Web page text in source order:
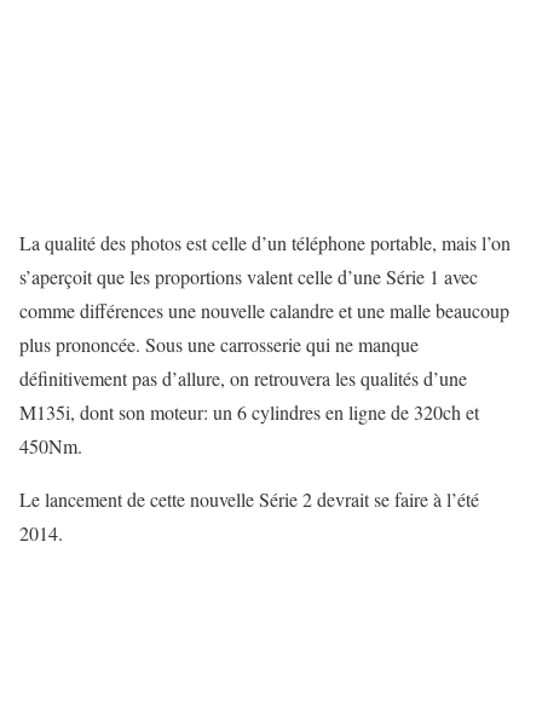
La qualité des photos est celle d’un téléphone portable, mais l’on
s’aperçoit que les proportions valent celle d’une Série 1 avec
comme différences une nouvelle calandre et une malle beaucoup
plus prononcée. Sous une carrosserie qui ne manque
définitivement pas d’allure, on retrouvera les qualités d’une
M135i, dont son moteur: un 6 cylindres en ligne de 320ch et
450Nm.
Le lancement de cette nouvelle Série 2 devrait se faire à l’été
2014.